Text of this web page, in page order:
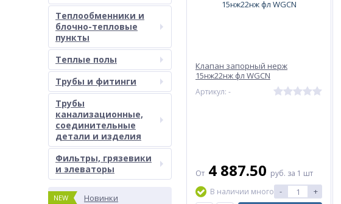
Теплообменники и
блочно-тепловые
пункты
Теплые полы
Трубы и фитинги
Трубы
канализационные,
соединительные
детали и изделия
Фильтры, грязевики
и элеваторы
NEW Новинки
Клапан запорный нерж
15нж22нж фл WGCN
Артикул: -
От 4 887.50 руб. за 1 шт
В наличии много - +